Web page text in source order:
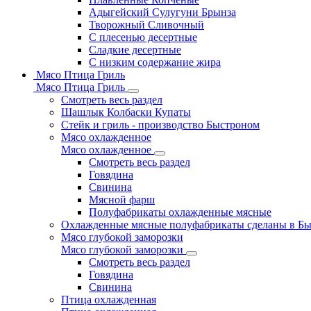
Адыгейский Сулугуни Брынза
Творожный Сливочный
С плесенью десертные
Сладкие десертные
С низким содержание жира
Мясо Птица Гриль
Мясо Птица Гриль
Смотреть весь раздел
Шашлык Колбаски Купаты
Стейк и гриль - производство Быстроном
Мясо охлажденное
Мясо охлажденное
Смотреть весь раздел
Говядина
Свинина
Мясной фарш
Полуфабрикаты охлажденные мясные
Охлажденные мясные полуфабрикаты сделаны в
Мясо глубокой заморозки
Мясо глубокой заморозки
Смотреть весь раздел
Говядина
Свинина
Птица охлажденная